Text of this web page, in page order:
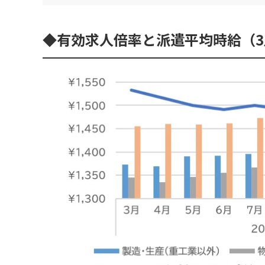
有効求人倍率と派遣平均時給（